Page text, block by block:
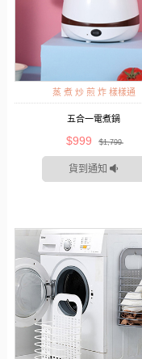
蒸 煮 炒 煎 炸 樣樣通
五合一電煮鍋
$999 $1,799
貨到通知